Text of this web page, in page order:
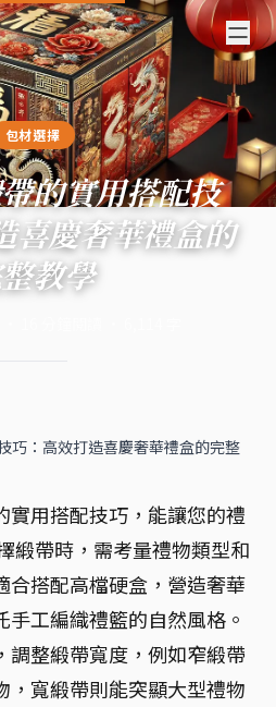
包材選擇
的實用搭配技
喜慶奢華禮盒的
教學
巧：高效打造喜慶奢華禮盒的完整
實用搭配技巧，能讓您的禮
緞帶時，需考量禮物類型和
合搭配高檔硬盒，營造奢華
工編織禮籃的自然風格。
調整緞帶寬度，例如窄緞帶
，寬緞帶則能突顯大型禮物